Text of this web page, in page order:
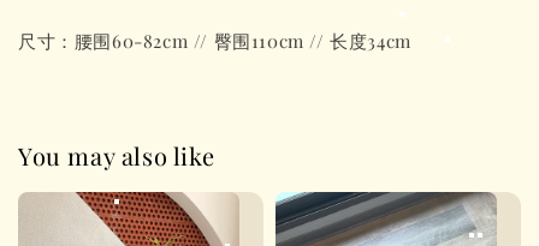
尺寸：腰围60-82cm // 臀围110cm // 长度34cm
You may also like